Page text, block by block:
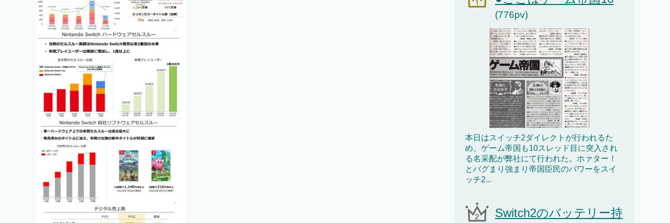
(776pv)
本日はスイッチ2ダイレクトが行われるた
め、ゲーム帝国も10スレッド目に突入され
る名采配が弊社にて行われた。ホァター！
とバグまり強まり帝国臣民のパワーをスイ
ッチ2...
Switch2のバッテリー持